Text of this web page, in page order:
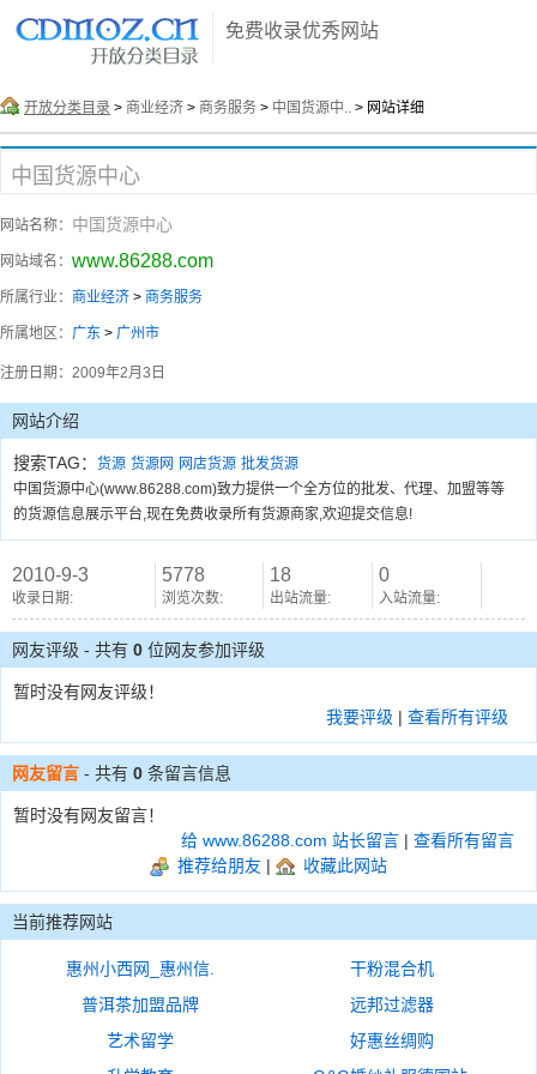
免费收录优秀网站
开放分类目录 > 商业经济 > 商务服务 > 中国货源中.. > 网站详细
中国货源中心
网站名称： 中国货源中心
网站域名： www.86288.com
所属行业： 商业经济 > 商务服务
所属地区： 广东 > 广州市
注册日期： 2009年2月3日
网站介绍
搜索TAG： 货源 货源网 网店货源 批发货源
中国货源中心(www.86288.com)致力提供一个全方位的批发、代理、加盟等等
的货源信息展示平台,现在免费收录所有货源商家,欢迎提交信息!
2010-9-3
收录日期:
5778
浏览次数:
18
出站流量:
0
入站流量:
网友评级 - 共有 0 位网友参加评级
暂时没有网友评级！
我要评级 | 查看所有评级
网友留言 - 共有 0 条留言信息
暂时没有网友留言！
给 www.86288.com 站长留言 | 查看所有留言
推荐给朋友 | 收藏此网站
当前推荐网站
惠州小西网_惠州信.
干粉混合机
普洱茶加盟品牌
远邦过滤器
艺术留学
好惠丝绸购